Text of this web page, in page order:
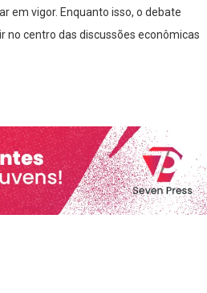
em vigor. Enquanto isso, o debate
no centro das discussões econômicas